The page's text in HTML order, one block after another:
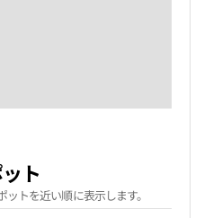
ト
トを近い順に表示します。